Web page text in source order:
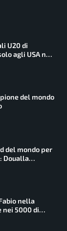
U20 di
agli USA nel
del mondo
del mondo per
Doualla
nella
nei 5000 di